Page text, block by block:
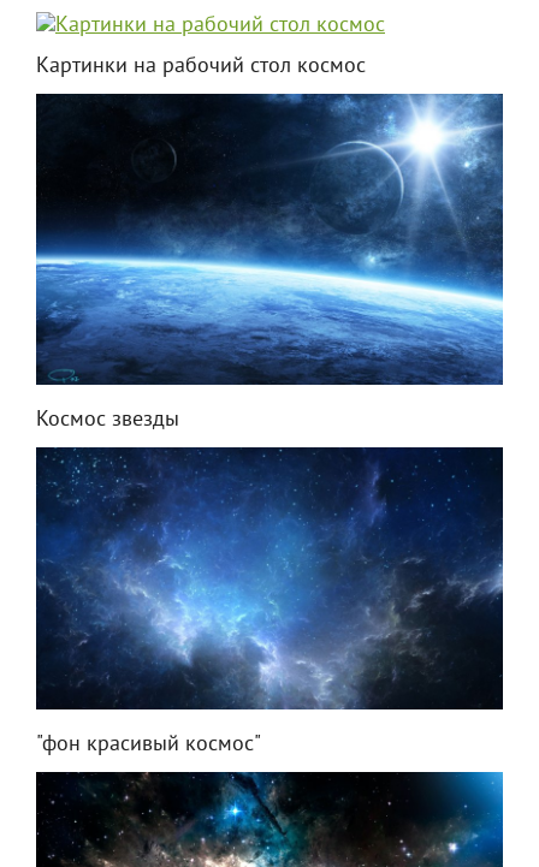
Картинки на рабочий стол космос
Космос звезды
"фон красивый космос"